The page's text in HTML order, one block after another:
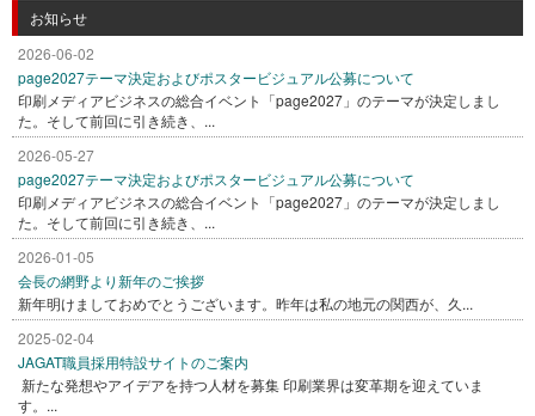
お知らせ
2026-06-02
page2027テーマ決定およびポスタービジュアル公募について
印刷メディアビジネスの総合イベント「page2027」のテーマが決定しまし
た。そして前回に引き続き、...
2026-05-27
page2027テーマ決定およびポスタービジュアル公募について
印刷メディアビジネスの総合イベント「page2027」のテーマが決定しまし
た。そして前回に引き続き、...
2026-01-05
会長の網野より新年のご挨拶
新年明けましておめでとうございます。昨年は私の地元の関西が、久...
2025-02-04
JAGAT職員採用特設サイトのご案内
新たな発想やアイデアを持つ人材を募集 印刷業界は変革期を迎えていま
す。...